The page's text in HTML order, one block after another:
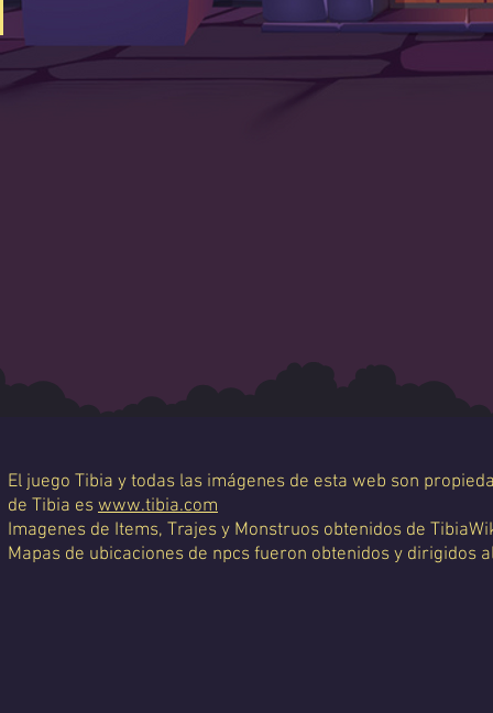
El juego Tibia y todas las imágenes de esta web son
de Tibia es www.tibia.com
Imagenes de Items, Trajes y Monstruos obtenidos de
Mapas de ubicaciones de npcs fueron obtenidos y dirigidos